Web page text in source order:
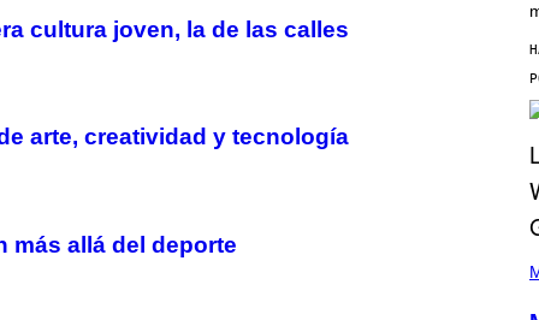
cultura joven, la de las calles
arte, creatividad y tecnología
más allá del deporte
S
E
L
/
E
D
F
E
R
N
)
P